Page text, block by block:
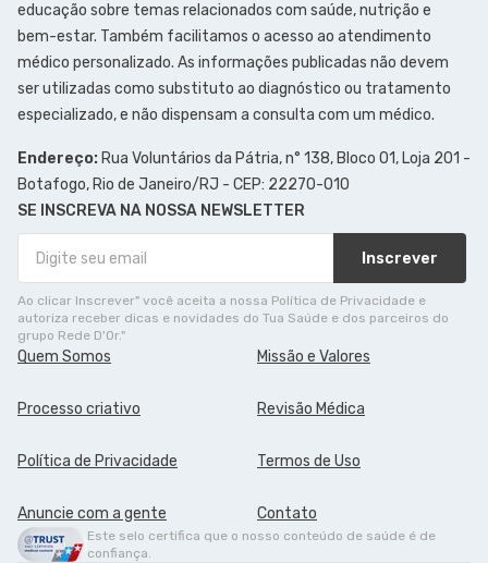
educação sobre temas relacionados com saúde, nutrição e
bem-estar. Também facilitamos o acesso ao atendimento
médico personalizado. As informações publicadas não devem
ser utilizadas como substituto ao diagnóstico ou tratamento
especializado, e não dispensam a consulta com um médico.
Endereço: Rua Voluntários da Pátria, n° 138, Bloco 01, Loja 201 -
Botafogo, Rio de Janeiro/RJ - CEP: 22270-010
SE INSCREVA NA NOSSA NEWSLETTER
Inscrever
Ao clicar Inscrever" você aceita a nossa Política de Privacidade e
autoriza receber dicas e novidades do Tua Saúde e dos parceiros do
grupo Rede D'Or."
Quem Somos Missão e Valores
Processo criativo Revisão Médica
Política de Privacidade Termos de Uso
Anuncie com a gente Contato
Este selo certifica que o nosso conteúdo de saúde é de
confiança.